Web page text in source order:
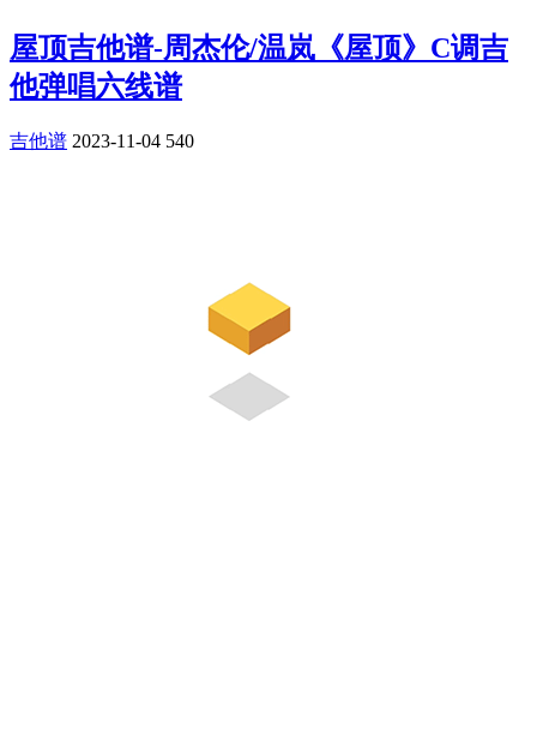
屋顶吉他谱-周杰伦/温岚《屋顶》C调吉
他弹唱六线谱
吉他谱 2023-11-04 540